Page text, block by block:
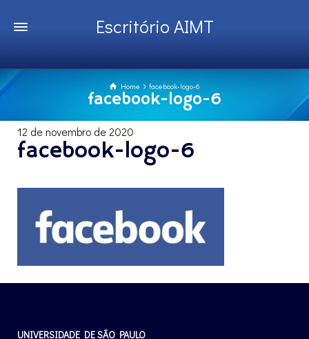
Escritório AIMT
Home facebook-logo-6
facebook-logo-6
12 de novembro de 2020
facebook-logo-6
UNIVERSIDADE DE SÃO PAULO